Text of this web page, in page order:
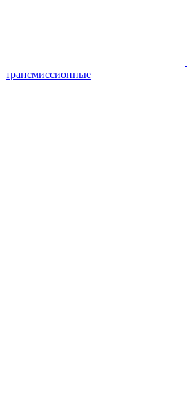
трансмиссионные